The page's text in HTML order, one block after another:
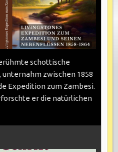
schottische
unternahm zwischen 1858
Expedition zum Zambesi.
er die natürlichen